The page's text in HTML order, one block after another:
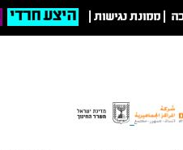
ממונת נגישות היצע חרדי